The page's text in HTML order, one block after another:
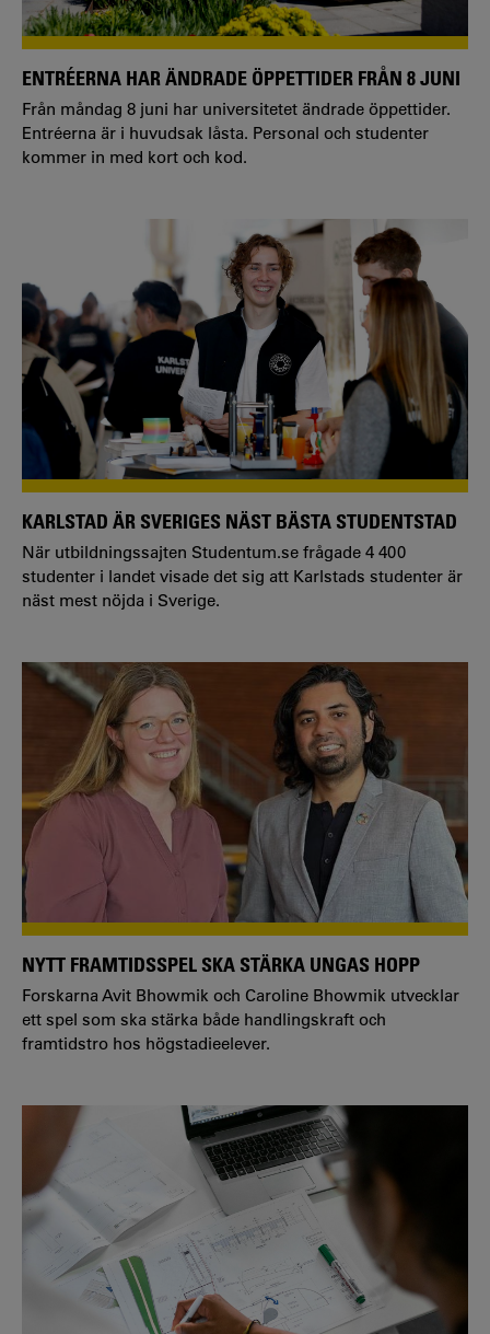
ENTRÉERNA HAR ÄNDRADE ÖPPETTIDER FRÅN 8 JUNI
Från måndag 8 juni har universitetet ändrade öppettider.
Entréerna är i huvudsak låsta. Personal och studenter
kommer in med kort och kod.
KARLSTAD ÄR SVERIGES NÄST BÄSTA STUDENTSTAD
När utbildningssajten Studentum.se frågade 4 400
studenter i landet visade det sig att Karlstads studenter är
näst mest nöjda i Sverige.
NYTT FRAMTIDSSPEL SKA STÄRKA UNGAS HOPP
Forskarna Avit Bhowmik och Caroline Bhowmik utvecklar
ett spel som ska stärka både handlingskraft och
framtidstro hos högstadieelever.